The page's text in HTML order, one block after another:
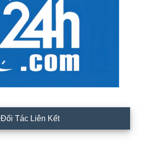
Đối Tác Liên Kết